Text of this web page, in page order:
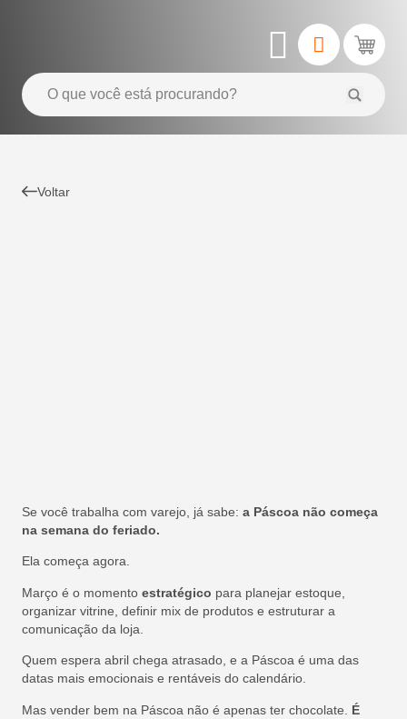
Voltar
Se você trabalha com varejo, já sabe: a Páscoa não começa
na semana do feriado.
Ela começa agora.
Março é o momento estratégico para planejar estoque,
organizar vitrine, definir mix de produtos e estruturar a
comunicação da loja.
Quem espera abril chega atrasado, e a Páscoa é uma das
datas mais emocionais e rentáveis do calendário.
Mas vender bem na Páscoa não é apenas ter chocolate. É